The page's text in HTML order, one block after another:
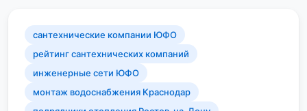
сантехнические компании ЮФО
рейтинг сантехнических компаний
инженерные сети ЮФО
монтаж водоснабжения Краснодар